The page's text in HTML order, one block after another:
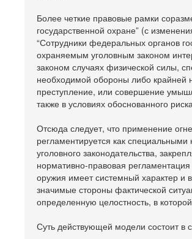
Более четкие правовые рамки
государственной охране” (с
“Сотрудники федеральных органов
охраняемым уголовным законом
законом случаях физической силы,
необходимой обороны либо
преступление, или совершение
также в условиях обоснованного
Отсюда следует, что применение
регламентируется как
уголовного законодательства,
нормативно-правовая
оружия имеет системный характер и
значимые стороны фактической
определенную целостность, в
Суть действующей модели состоит в